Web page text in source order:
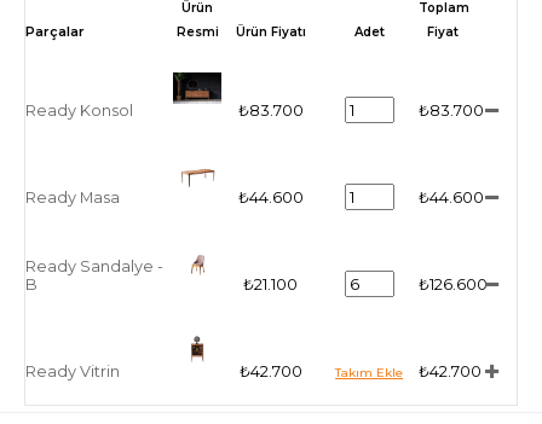
Ürün
Resmi
Ürün Fiyatı Adet
Toplam
Fiyat
Ready Konsol ₺83.700 ₺83.700
Ready Masa ₺44.600 ₺44.600
Ready Sandalye -
B
₺21.100 ₺126.600
Ready Vitrin ₺42.700 ₺42.700